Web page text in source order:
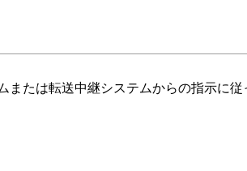
または転送中継システムからの指示に